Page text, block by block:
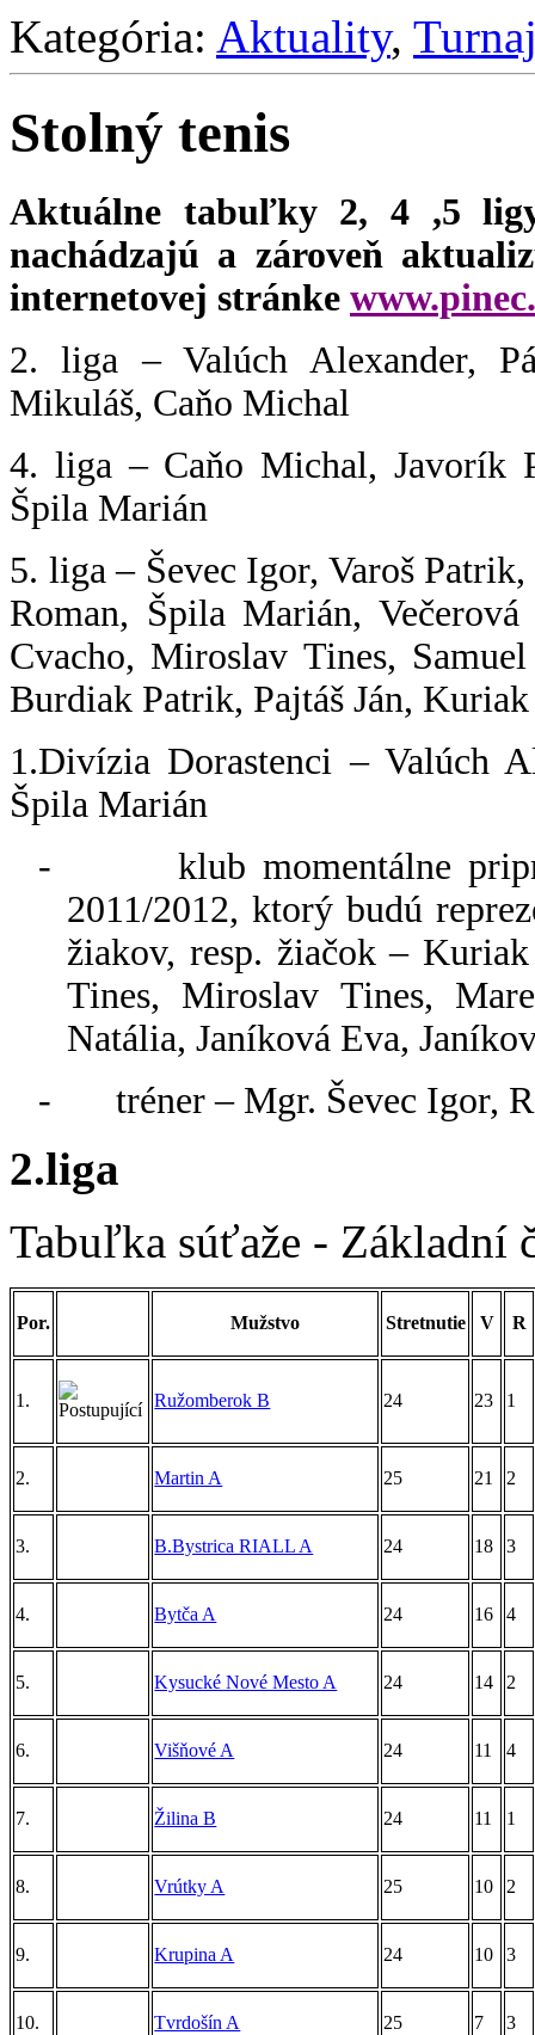
Kategória: Aktuality,
Stolný tenis
Aktuálne tabuľky 2, 4 ,5
nachádzajú a zároveň
internetovej stránke
2. liga – Valúch Alexander,
Mikuláš, Caňo Michal
4. liga – Caňo Michal, Javorík
Špila Marián
5. liga – Ševec Igor, Varoš
Roman, Špila Marián,
Cvacho, Miroslav Tines,
Burdiak Patrik, Pajtáš Ján,
1.Divízia Dorastenci – Valúch
Špila Marián
-
klub momentálne
2011/2012, ktorý budú
žiakov, resp. žiačok –
Tines, Miroslav Tines,
Natália, Janíková Eva,
-
tréner – Mgr. Ševec Igor,
2.liga
Tabuľka súťaže - Základní
Por. Mužstvo Stretnutie V R
1. Ružomberok B 24 23 1
2. Martin A 25 21 2
3. B.Bystrica RIALL A 24 18 3
4. Bytča A 24 16 4
5. Kysucké Nové Mesto A 24 14 2
6. Višňové A 24 11 4
7. Žilina B 24 11 1
8. Vrútky A 25 10 2
9. Krupina A 24 10 3
10. Tvrdošín A 25 7 3